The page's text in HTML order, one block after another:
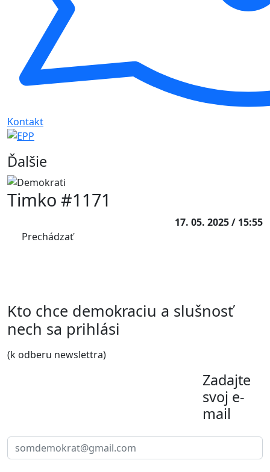
Kontakt
Ďalšie
Prechádzať
Timko #1171
17. 05. 2025 / 15:55
Kto chce demokraciu a slušnosť
nech sa prihlási
(k odberu newslettra)
Zadajte
svoj e-
mail